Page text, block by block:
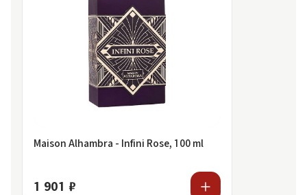
Maison Alhambra - Infini Rose, 100 ml
1 901 ₽